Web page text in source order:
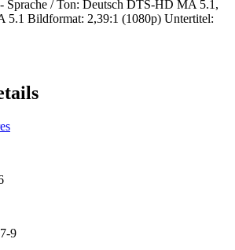
Sprache / Ton: Deutsch DTS-HD MA 5.1,
5.1 Bildformat: 2,39:1 (1080p) Untertitel:
9